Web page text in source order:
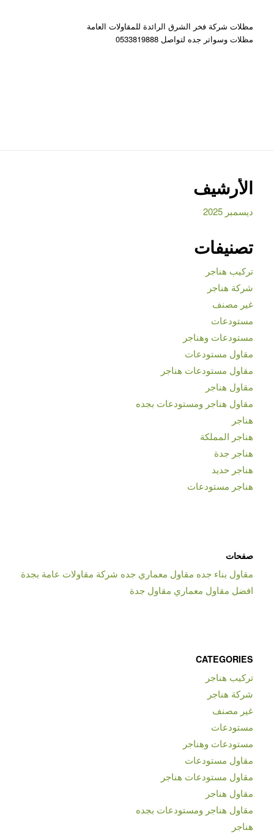
مظلات شركة فخر الشرق الرائدة للمقاولات العامة
مظلات وسواتر جده لتواصل 0533819888
الأرشيف
ديسمبر 2025
تصنيفات
تركيب هناجر
شركة هناجر
غير مصنف
مستودعات
مستودعات وهناجر
مقاول مستودعات
مقاول مستودعات هناجر
مقاول هناجر
مقاول هناجر ومستودعات بجده
هناجر
هناجر المملكة
هناجر جدة
هناجر حديد
هناجر مستودعات
صفحات
مقاول بناء جده مقاول معماري جده شركة مقاولات عامة بجدة
افضل مقاول معماري مقاول جدة
CATEGORIES
تركيب هناجر
شركة هناجر
غير مصنف
مستودعات
مستودعات وهناجر
مقاول مستودعات
مقاول مستودعات هناجر
مقاول هناجر
مقاول هناجر ومستودعات بجده
هناجر